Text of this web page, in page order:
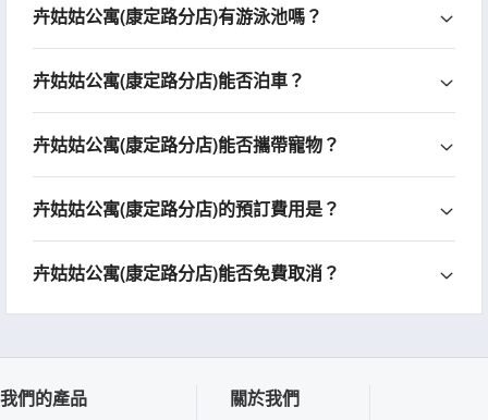
卉姑姑公寓(康定路分店)有游泳池嗎？
卉姑姑公寓(康定路分店)能否泊車？
卉姑姑公寓(康定路分店)能否攜帶寵物？
卉姑姑公寓(康定路分店)的預訂費用是？
卉姑姑公寓(康定路分店)能否免費取消？
我們的產品 關於我們